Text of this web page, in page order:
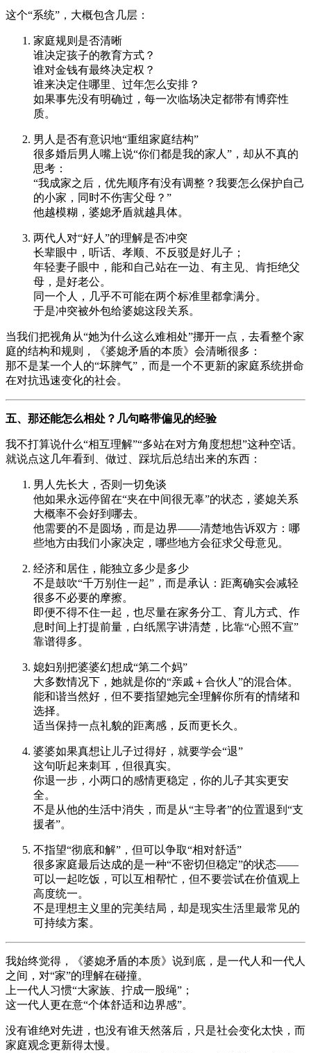
这个“系统”，大概包含几层：
家庭规则是否清晰
谁决定孩子的教育方式？
谁对金钱有最终决定权？
谁来决定住哪里、过年怎么安排？
如果事先没有明确过，每一次临场决定都带有博弈性
质。
男人是否有意识地“重组家庭结构”
很多婚后男人嘴上说“你们都是我的家人”，却从不真的
思考：
“我成家之后，优先顺序有没有调整？我要怎么保护自己
的小家，同时不伤害父母？”
他越模糊，婆媳矛盾就越具体。
两代人对“好人”的理解是否冲突
长辈眼中，听话、孝顺、不反驳是好儿子；
年轻妻子眼中，能和自己站在一边、有主见、肯拒绝父
母，是好老公。
同一个人，几乎不可能在两个标准里都拿满分。
于是冲突被外包给婆媳这段关系。
当我们把视角从“她为什么这么难相处”挪开一点，去看整个家
庭的结构和规则，《婆媳矛盾的本质》会清晰很多：
那不是某一个人的“坏脾气”，而是一个不更新的家庭系统拼命
在对抗迅速变化的社会。
五、那还能怎么相处？几句略带偏见的经验
我不打算说什么“相互理解”“多站在对方角度想想”这种空话。
就说点这几年看到、做过、踩坑后总结出来的东西：
男人先长大，否则一切免谈
他如果永远停留在“夹在中间很无辜”的状态，婆媳关系
大概率不会好到哪去。
他需要的不是圆场，而是边界——清楚地告诉双方：哪
些地方由我们小家决定，哪些地方会征求父母意见。
经济和居住，能独立多少是多少
不是鼓吹“千万别住一起”，而是承认：距离确实会减轻
很多不必要的摩擦。
即便不得不住一起，也尽量在家务分工、育儿方式、作
息时间上打提前量，白纸黑字讲清楚，比靠“心照不宣”
靠谱得多。
媳妇别把婆婆幻想成“第二个妈”
大多数情况下，她就是你的“亲戚＋合伙人”的混合体。
能和谐当然好，但不要指望她完全理解你所有的情绪和
选择。
适当保持一点礼貌的距离感，反而更长久。
婆婆如果真想让儿子过得好，就要学会“退”
这句听起来刺耳，但很真实。
你退一步，小两口的感情更稳定，你的儿子其实更安
全。
不是从他的生活中消失，而是从“主导者”的位置退到“支
援者”。
不指望“彻底和解”，但可以争取“相对舒适”
很多家庭最后达成的是一种“不密切但稳定”的状态——
可以一起吃饭，可以互相帮忙，但不要尝试在价值观上
高度统一。
不是理想主义里的完美结局，却是现实生活里最常见的
可持续方案。
我始终觉得，《婆媳矛盾的本质》说到底，是一代人和一代人
之间，对“家”的理解在碰撞。
上一代人习惯“大家族、拧成一股绳”；
这一代人更在意“个体舒适和边界感”。
没有谁绝对先进，也没有谁天然落后，只是社会变化太快，而
家庭观念更新得太慢。